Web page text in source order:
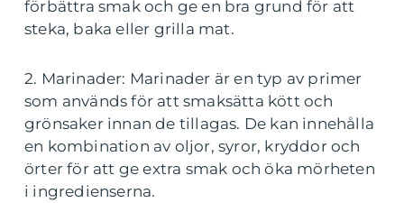
förbättra smak och ge en bra grund för att
steka, baka eller grilla mat.
2. Marinader: Marinader är en typ av primer
som används för att smaksätta kött och
grönsaker innan de tillagas. De kan innehålla
en kombination av oljor, syror, kryddor och
örter för att ge extra smak och öka mörheten
i ingredienserna.